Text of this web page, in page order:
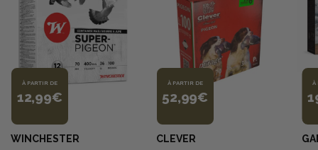
À PARTIR DE
12,99€
WINCHESTER
À PARTIR DE
52,99€
CLEVER
À